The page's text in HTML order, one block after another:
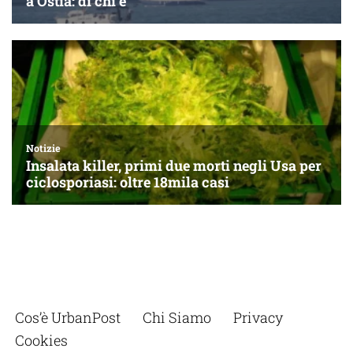
Cos’è UrbanPost Chi Siamo
Privacy
Cookies